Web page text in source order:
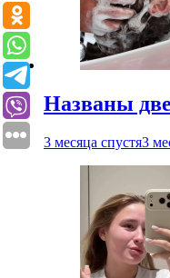
Названы
3 месяца спустя3